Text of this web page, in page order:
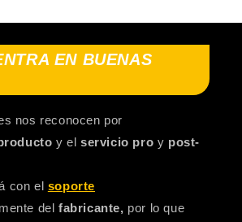
EN BUENAS
nos reconocen por
y elservicio pro y post-
con el soporte
delfabricante, por lo que